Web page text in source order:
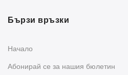
Бързи връзки
Начало
Абонирай се за нашия бюлетин